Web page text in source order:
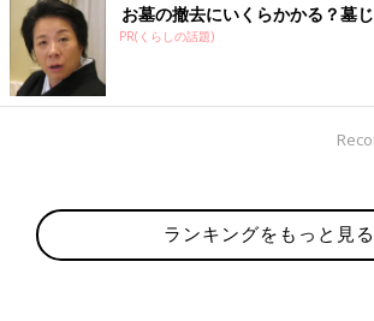
お墓の撤去にいくらかかる？墓
PR(くらしの話題)
ランキングをもっと見る